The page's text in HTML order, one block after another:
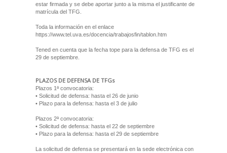
estar firmada y se debe aportar junto a la misma el justificante de
matrícula del TFG.
Toda la información en el enlace
https://www.tel.uva.es/docencia/trabajosfin/tablon.htm
Tened en cuenta que la fecha tope para la defensa de TFG es el
29 de septiembre.
PLAZOS DE DEFENSA DE TFGs
Plazos 1ª convocatoria:
• Solicitud de defensa: hasta el 26 de junio
• Plazo para la defensa: hasta el 3 de julio
Plazos 2ª convocatoria:
• Solicitud de defensa: hasta el 22 de septiembre
• Plazo para la defensa: hasta el 29 de septiembre
La solicitud de defensa se presentará en la sede electrónica con